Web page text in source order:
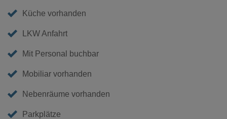
Küche vorhanden
LKW Anfahrt
Mit Personal buchbar
Mobiliar vorhanden
Nebenräume vorhanden
Parkplätze